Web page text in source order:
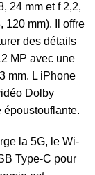
24 mm et f 2,2,
120 mm). Il offre
des détails
MP avec une
mm. L iPhone
Dolby
époustouflante.
la 5G, le Wi-
Type-C pour